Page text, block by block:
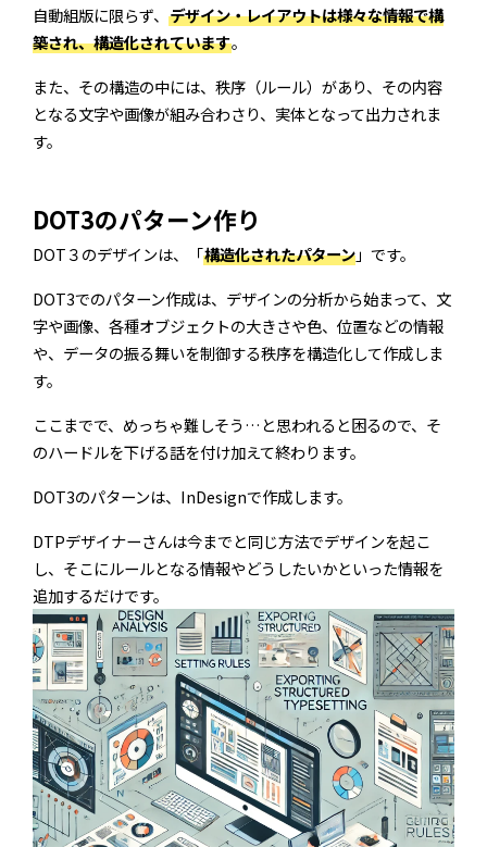
自動組版に限らず、 デザイン・レイアウトは様々な情報で構
築され、構造化されています。
また、その構造の中には、秩序（ルール）があり、その内容
となる文字や画像が組み合わさり、実体となって出力されま
す。
DOT3のパターン作り
DOT３のデザインは、「構造化されたパターン 」です。
DOT3でのパターン作成は、デザインの分析から始まって、文
字や画像、各種オブジェクトの大きさや色、位置などの情報
や、データの振る舞いを制御する秩序を構造化して作成しま
す。
ここまでで、めっちゃ難しそう…と思われると困るので、そ
のハードルを下げる話を付け加えて終わります。
DOT3のパターンは、InDesignで作成します。
DTPデザイナーさんは今までと同じ方法でデザインを起こ
し、そこにルールとなる情報やどうしたいかといった情報を
追加するだけです。